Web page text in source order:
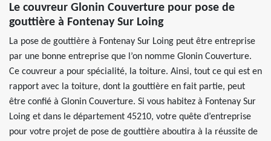
Le couvreur Glonin Couverture pour pose de
gouttière à Fontenay Sur Loing
La pose de gouttière à Fontenay Sur Loing peut être entreprise
par une bonne entreprise que l’on nomme Glonin Couverture.
Ce couvreur a pour spécialité, la toiture. Ainsi, tout ce qui est en
rapport avec la toiture, dont la gouttière en fait partie, peut
être confié à Glonin Couverture. Si vous habitez à Fontenay Sur
Loing et dans le département 45210, votre quête d’entreprise
pour votre projet de pose de gouttière aboutira à la réussite de